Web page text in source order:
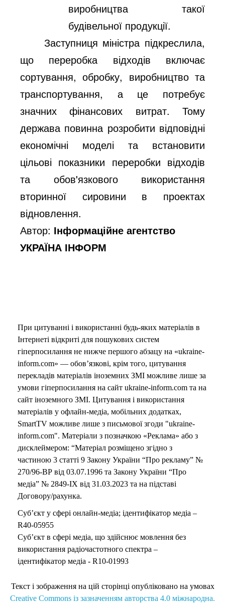
виробництва такої
будівельної продукції.
Заступниця міністра підкреслила,
що переробка відходів включає
сортування, обробку, виробництво та
транспортування, а це потребує
значних фінансових витрат. Тому
держава повинна розробити відповідні
економічні моделі та встановити
цільові показники переробки відходів
та обов'язкового використання
вторинної сировини в проектах
відновлення.
Автор: Інформаційне агентство
УКРАЇНА ІНФОРМ
При цитуванні і використанні будь-яких матеріалів в
Інтернеті відкриті для пошукових систем
гіперпосилання не нижче першого абзацу на «ukraine-
inform.com» — обов’язкові, крім того, цитування
перекладів матеріалів іноземних ЗМІ можливе лише за
умови гіперпосилання на сайт ukraine-inform.com та на
сайт іноземного ЗМІ. Цитування і використання
матеріалів у офлайн-медіа, мобільних додатках,
SmartTV можливе лише з письмової згоди "ukraine-
inform.com". Матеріали з позначкою «Реклама» або з
дисклеймером: “Матеріал розміщено згідно з
частиною 3 статті 9 Закону України “Про рекламу” №
270/96-ВР від 03.07.1996 та Закону України “Про
медіа” № 2849-IX від 31.03.2023 та на підставі
Договору/рахунка.
Суб’єкт у сфері онлайн-медіа; ідентифікатор медіа –
R40-05955
Суб’єкт в сфері медіа, що здійснює мовлення без
використання радіочастотного спектра –
ідентифікатор медіа - R10-01993
Текст і зображення на цій сторінці опубліковано на умовах
Creative Commons із зазначенням авторства 4.0 міжнародна.